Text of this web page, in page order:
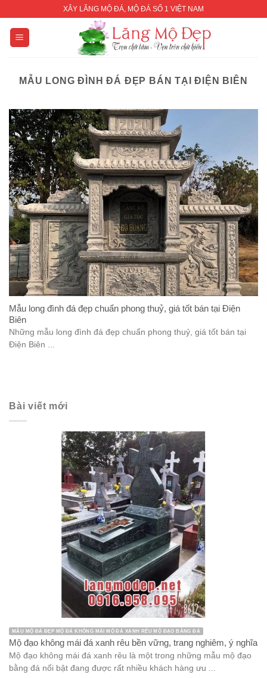
content
XÂY LĂNG MỘ ĐÁ, MỘ ĐÁ SỐ 1 VIỆT NAM
MẪU LONG ĐÌNH ĐÁ ĐẸP BÁN TẠI ĐIỆN BIÊN
Mẫu long đình đá đẹp chuẩn phong thuỷ, giá tốt bán tại Điện
Biên
Những mẫu long đình đá đẹp chuẩn phong thuỷ, giá tốt bán tại
Điện Biên ...
Bài viết mới
MẪU MỘ ĐÁ ĐẸP MỘ ĐÁ KHÔNG MÁI MỘ ĐÁ XANH RÊU MỘ ĐẠO BẰNG ĐÁ
Mộ đạo không mái đá xanh rêu bền vững, trang nghiêm, ý nghĩa
Mộ đạo không mái đá xanh rêu là một trong những mẫu mộ đạo
bằng đá nổi bật đang được rất nhiều khách hàng ưu ...